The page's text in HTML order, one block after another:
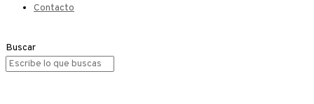
Contacto
Buscar